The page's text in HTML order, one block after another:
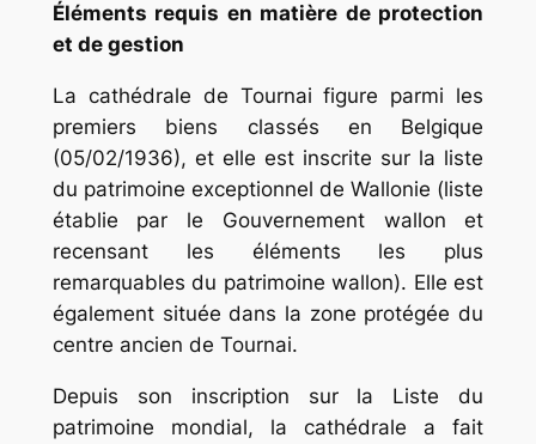
Éléments requis en matière de protection
et de gestion
La cathédrale de Tournai figure parmi les
premiers biens classés en Belgique
(05/02/1936), et elle est inscrite sur la liste
du patrimoine exceptionnel de Wallonie (liste
établie par le Gouvernement wallon et
recensant les éléments les plus
remarquables du patrimoine wallon). Elle est
également située dans la zone protégée du
centre ancien de Tournai.
Depuis son inscription sur la Liste du
patrimoine mondial, la cathédrale a fait